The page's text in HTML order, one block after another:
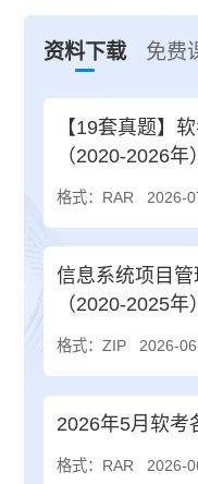
资料下载 免费
【19套真题】
（2020-2026年）
格式：RAR 2026-
信息系统项目
（2020-2025年）
格式：ZIP 2026-
2026年5月软考
格式：RAR 2026-